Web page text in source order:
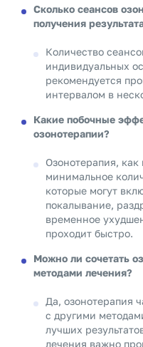
Сколько сеансов
получения
Количество
индивидуальных
рекомендуется
интервалом в
Какие побочные
озонотерапии?
Озонотерапия,
минимальное
которые могут
покалывание,
временное
проходит быстро.
Можно ли сочетать
методами лечения?
Да, озонотерапия
с другими
лучших
лечения важно